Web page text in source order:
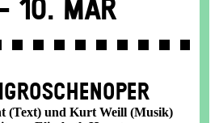
10. Mär
(Text) und Kurt Weill (Musik)